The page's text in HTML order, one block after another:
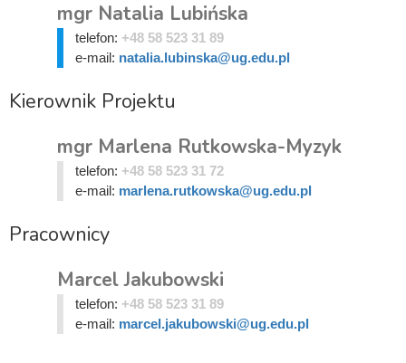
mgr Natalia Lubińska
telefon: +48 58 523 31 89
e-mail: natalia.lubinska@ug.edu.pl
Kierownik Projektu
mgr Marlena Rutkowska-Myzyk
telefon: +48 58 523 31 72
e-mail: marlena.rutkowska@ug.edu.pl
Pracownicy
Marcel Jakubowski
telefon: +48 58 523 31 89
e-mail: marcel.jakubowski@ug.edu.pl